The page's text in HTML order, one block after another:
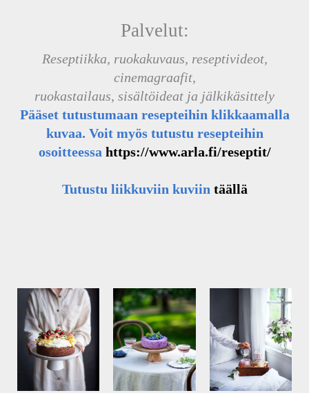
Palvelut:
Reseptiikka, ruokakuvaus, reseptivideot,
cinemagraafit,
ruokastailaus, sisältöideat ja jälkikäsittely
Pääset tutustumaan resepteihin klikkaamalla
kuvaa. Voit myös tutustu resepteihin
osoitteessa https://www.arla.fi/reseptit/
Tutustu liikkuviin kuviin täällä